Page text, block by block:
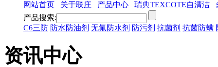
网站首页 关于联庄 产品中心 瑞典TEXCOTE自清洁
产品搜索:
C6三防 防水防油剂 无氟防水剂 防污剂 抗菌剂 抗菌防螨
资讯中心